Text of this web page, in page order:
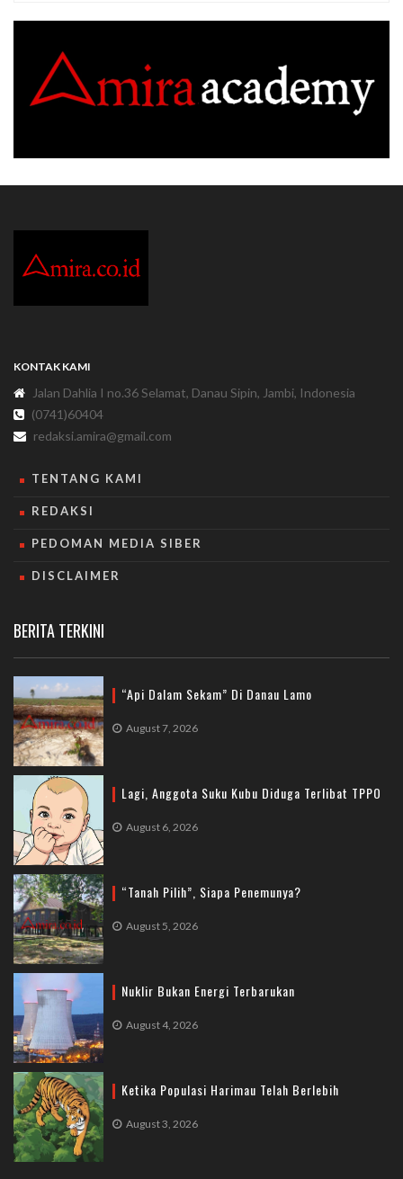
KONTAK KAMI
Jalan Dahlia I no.36 Selamat, Danau Sipin, Jambi, Indonesia
(0741)60404
redaksi.amira@gmail.com
TENTANG KAMI
REDAKSI
PEDOMAN MEDIA SIBER
DISCLAIMER
BERITA TERKINI
“Api Dalam Sekam” Di Danau Lamo
August 7, 2026
Lagi, Anggota Suku Kubu Diduga Terlibat TPPO
August 6, 2026
“Tanah Pilih”, Siapa Penemunya?
August 5, 2026
Nuklir Bukan Energi Terbarukan
August 4, 2026
Ketika Populasi Harimau Telah Berlebih
August 3, 2026